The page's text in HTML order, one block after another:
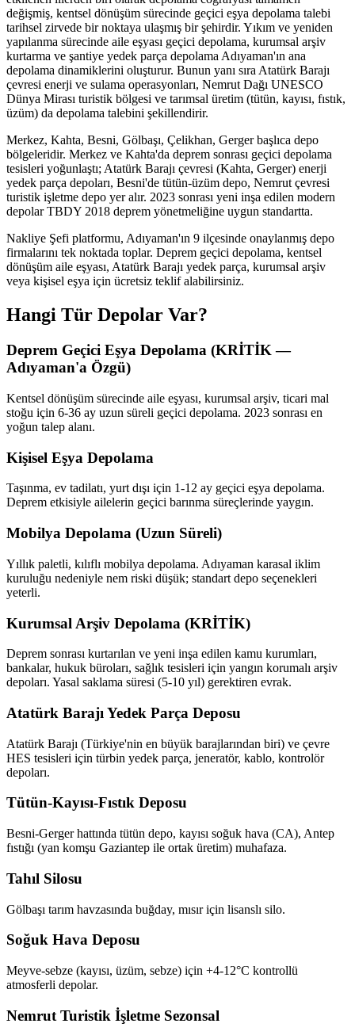
değişmiş, kentsel dönüşüm sürecinde geçici eşya depolama talebi
tarihsel zirvede bir noktaya ulaşmış bir şehirdir. Yıkım ve yeniden
yapılanma sürecinde aile eşyası geçici depolama, kurumsal arşiv
kurtarma ve şantiye yedek parça depolama Adıyaman'ın ana
depolama dinamiklerini oluşturur. Bunun yanı sıra Atatürk Barajı
çevresi enerji ve sulama operasyonları, Nemrut Dağı UNESCO
Dünya Mirası turistik bölgesi ve tarımsal üretim (tütün, kayısı, fıstık,
üzüm) da depolama talebini şekillendirir.
Merkez, Kahta, Besni, Gölbaşı, Çelikhan, Gerger başlıca depo
bölgeleridir. Merkez ve Kahta'da deprem sonrası geçici depolama
tesisleri yoğunlaştı; Atatürk Barajı çevresi (Kahta, Gerger) enerji
yedek parça depoları, Besni'de tütün-üzüm depo, Nemrut çevresi
turistik işletme depo yer alır. 2023 sonrası yeni inşa edilen modern
depolar TBDY 2018 deprem yönetmeliğine uygun standartta.
Nakliye Şefi platformu, Adıyaman'ın 9 ilçesinde onaylanmış depo
firmalarını tek noktada toplar. Deprem geçici depolama, kentsel
dönüşüm aile eşyası, Atatürk Barajı yedek parça, kurumsal arşiv
veya kişisel eşya için ücretsiz teklif alabilirsiniz.
Hangi Tür Depolar Var?
Deprem Geçici Eşya Depolama (KRİTİK —
Adıyaman'a Özgü)
Kentsel dönüşüm sürecinde aile eşyası, kurumsal arşiv, ticari mal
stoğu için 6-36 ay uzun süreli geçici depolama. 2023 sonrası en
yoğun talep alanı.
Kişisel Eşya Depolama
Taşınma, ev tadilatı, yurt dışı için 1-12 ay geçici eşya depolama.
Deprem etkisiyle ailelerin geçici barınma süreçlerinde yaygın.
Mobilya Depolama (Uzun Süreli)
Yıllık paletli, kılıflı mobilya depolama. Adıyaman karasal iklim
kuruluğu nedeniyle nem riski düşük; standart depo seçenekleri
yeterli.
Kurumsal Arşiv Depolama (KRİTİK)
Deprem sonrası kurtarılan ve yeni inşa edilen kamu kurumları,
bankalar, hukuk büroları, sağlık tesisleri için yangın korumalı arşiv
depoları. Yasal saklama süresi (5-10 yıl) gerektiren evrak.
Atatürk Barajı Yedek Parça Deposu
Atatürk Barajı (Türkiye'nin en büyük barajlarından biri) ve çevre
HES tesisleri için türbin yedek parça, jeneratör, kablo, kontrolör
depoları.
Tütün-Kayısı-Fıstık Deposu
Besni-Gerger hattında tütün depo, kayısı soğuk hava (CA), Antep
fıstığı (yan komşu Gaziantep ile ortak üretim) muhafaza.
Tahıl Silosu
Gölbaşı tarım havzasında buğday, mısır için lisanslı silo.
Soğuk Hava Deposu
Meyve-sebze (kayısı, üzüm, sebze) için +4-12°C kontrollü
atmosferli depolar.
Nemrut Turistik İşletme Sezonsal